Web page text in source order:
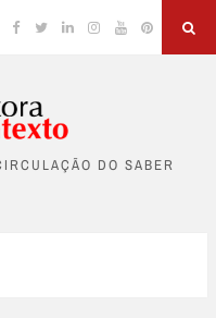
Facebook
TwitterLinkedinInstagram
YouTubePinterest
DO SABER